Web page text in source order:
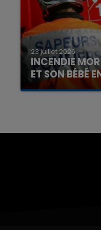
23 juillet 2026
INCENDIE
ET SON BÉBÉ
Un homme s'est